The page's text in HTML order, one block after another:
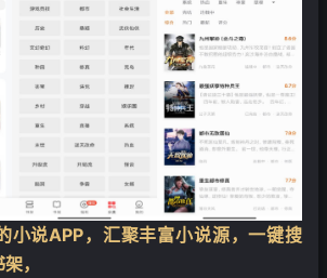
小说APP，汇聚丰富小说源，一键搜
，